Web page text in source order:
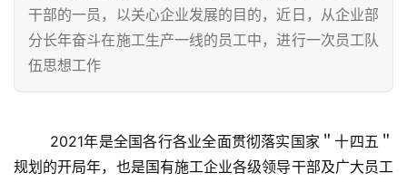
干部的一员，以关心企业发展的目的，近日，从企业部
分长年奋斗在施工生产一线的员工中，进行一次员工队
伍思想工作
规划的开局年，也是国有施工企业各级领导干部及广大员工